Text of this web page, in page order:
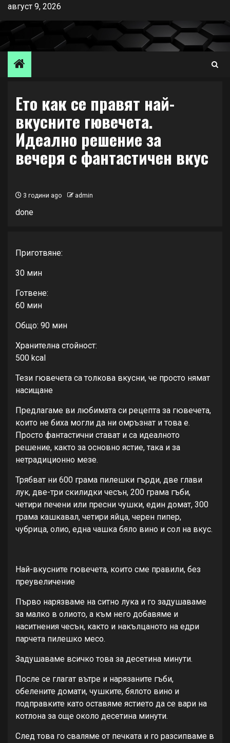
Skip
content
август 9, 2026
Ето как се правят най-
вкусните гювечета.
Идеално решение за
вечеря с фантастичен вкус
3 години ago admin
done
Приготвяне:
30 мин
Готвене:
60 мин
Общо: 90 мин
Хранителна стойност:
500 kcal
Тези гювечета са толкова вкусни, че просто нямат
насищане
Предлагаме ви любимата си рецепта за гювечета,
които не биха могли да ни омръзнат и това е.
Просто фантастични стават и са идеалното
решение, както за основно ястие, така и за
нетрадиционно мезе.
Трябват ни 600 грама пилешки гърди, две глави
лук, две-три скилидки чесън, 200 грама гъби,
четири печени или пресни чушки, един домат, 300
грама кашкавал, четири яйца, черен пипер,
чубрица, олио, една чашка бяло вино и сол на вкус.
Най-вкусните гювечета, които сме правили, без
преувеличение
Първо нарязваме на ситно лука и го задушаваме
за малко в олиото, а към него добавяме и
наситнения чесън, както и накълцаното на едри
парчета пилешко месо.
Задушаваме всичко това за десетина минути.
После се глагат вътре и нарязаните гъби,
обелените домати, чушките, бялото вино и
подправките като оставяме ястието да се вари на
котлона за още около десетина минути.
След това го сваляме от печката и го разсипваме в